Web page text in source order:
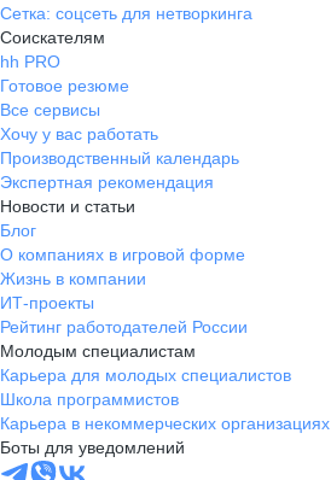
Сетка: соцсеть для нетворкинга
Соискателям
hh PRO
Готовое резюме
Все сервисы
Хочу у вас работать
Производственный календарь
Экспертная рекомендация
Новости и статьи
Блог
О компаниях в игровой форме
Жизнь в компании
ИТ-проекты
Рейтинг работодателей России
Молодым специалистам
Карьера для молодых специалистов
Школа программистов
Карьера в некоммерческих организациях
Боты для уведомлений